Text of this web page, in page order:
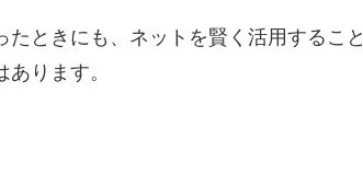
たときにも、ネットを賢く活用するこ
ります。